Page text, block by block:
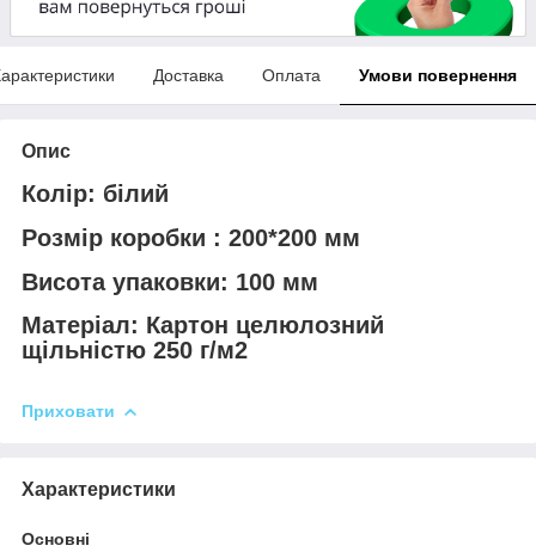
Доставка Оплата Умови повернення
Опис
Колір: білий
Розмір коробки : 200*200 мм
Висота упаковки: 100 мм
Матеріал: Картон целюлозний
щільністю 250 г/м2
Приховати
Характеристики
Основні